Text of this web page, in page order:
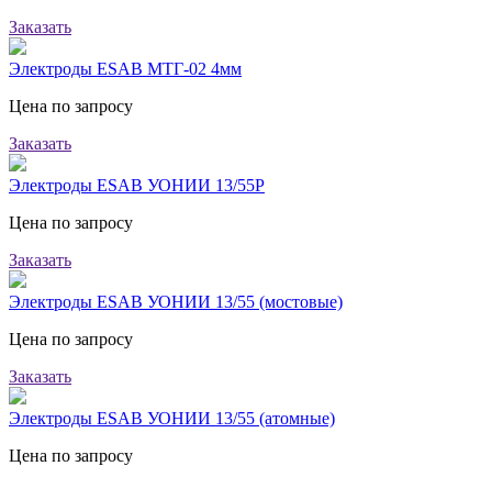
Заказать
Электроды ESAB МТГ-02 4мм
Цена по запросу
Заказать
Электроды ESAB УОНИИ 13/55Р
Цена по запросу
Заказать
Электроды ESAB УОНИИ 13/55 (мостовые)
Цена по запросу
Заказать
Электроды ESAB УОНИИ 13/55 (атомные)
Цена по запросу